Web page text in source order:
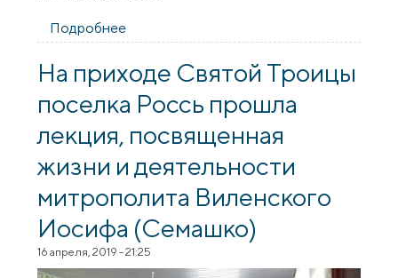
Подробнее
организации: механизмы
противостояния" - лекцию в
Университете семейных знаний
«Радзіна» провела философ Снежана
Семерник
На приходе Святой Троицы
поселка Россь прошла
лекция, посвященная
жизни и деятельности
митрополита Виленского
Иосифа (Семашко)
16 апреля, 2019 - 21:25